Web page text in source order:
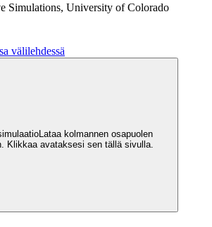
Simulations, University of Colorado
välilehdessä
Lataa kolmannen osapuolen
Klikkaa avataksesi sen tällä sivulla.